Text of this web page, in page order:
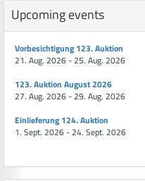
Upcoming events
Vorbesichtigung 123. Auktion
21. Aug. 2026 - 25. Aug. 2026
123. Auktion August 2026
27. Aug. 2026 - 29. Aug. 2026
Einlieferung 124. Auktion
1. Sept. 2026 - 24. Sept. 2026